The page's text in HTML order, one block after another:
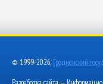
© 1999-2026, Гродненский